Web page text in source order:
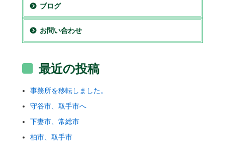
ブログ
お問い合わせ
最近の投稿
事務所を移転しました。
守谷市、取手市へ
下妻市、常総市
柏市、取手市